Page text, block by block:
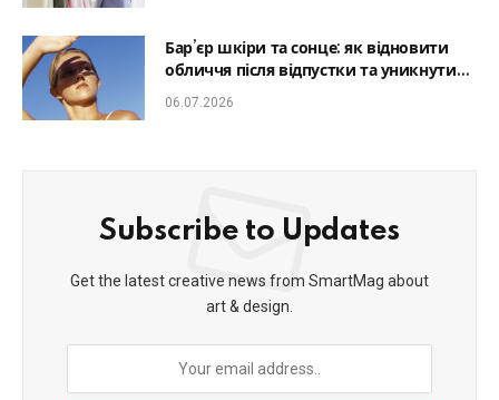
Бар’єр шкіри та сонце: як відновити
обличчя після відпустки та уникнути
фотостаріння
06.07.2026
Subscribe to Updates
Get the latest creative news from SmartMag about
art & design.